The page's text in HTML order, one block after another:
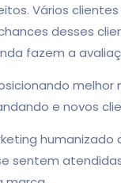
Vários
desses
fazem a
e novos
sentem